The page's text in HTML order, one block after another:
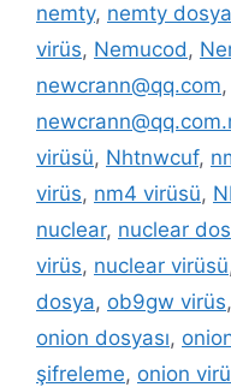
nemty, nemty dosya
virüs, Nemucod,
newcrann@qq.com,
virüsü, Nhtnwcuf,
virüs, nm4 virüsü,
nuclear, nuclear
virüs, nuclear virüsü
dosya, ob9gw virüs,
onion dosyası,
şifreleme, onion